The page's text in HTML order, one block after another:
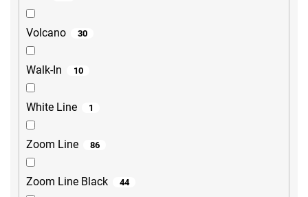
Volcano 30
Walk-In 10
White Line 1
Zoom Line 86
Zoom Line Black 44